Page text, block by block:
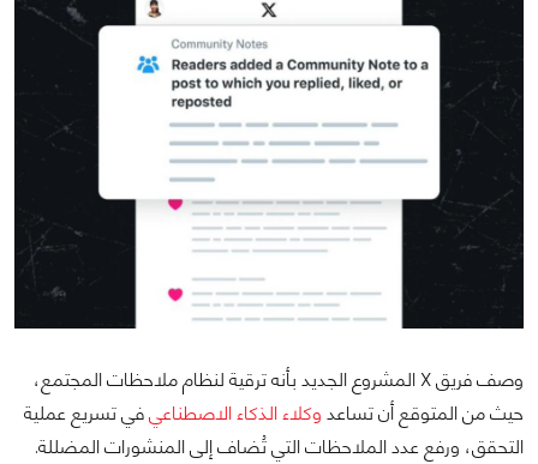
وصف فريق X المشروع الجديد بأنه ترقية لنظام ملاحظات المجتمع،
حيث من المتوقع أن تساعد وكلاء الذكاء الاصطناعيفي تسريع عملية
التحقق، ورفع عدد الملاحظات التي تُضاف إلى المنشورات المضللة.